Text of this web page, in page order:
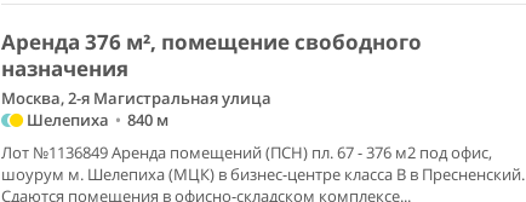
Аренда 376 м², помещение свободного
назначения
Москва, 2-я Магистральная улица
Шелепиха • 840 м
Лот №1136849 Аренда помещений (ПСН) пл. 67 - 376 м2 под офис,
шоурум м. Шелепиха (МЦК) в бизнес-центре класса В в Пресненский.
Сдаются помещения в офисно-складском комплексе...